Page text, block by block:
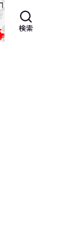
検索